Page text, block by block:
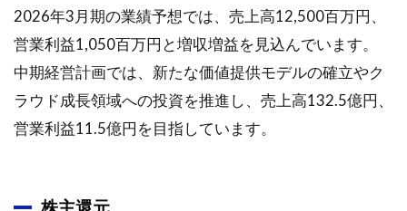
2.5.2
見通し
2.6
中期
経営
2026年3月期の業績予想では、売上高12,500百万円、
営業利益1,050百万円と増収増益を見込んでいます。
中期経営計画では、新たな価値提供モデルの確立やク
ラウド成長領域への投資を推進し、売上高132.5億円、
営業利益11.5億円を目指しています。